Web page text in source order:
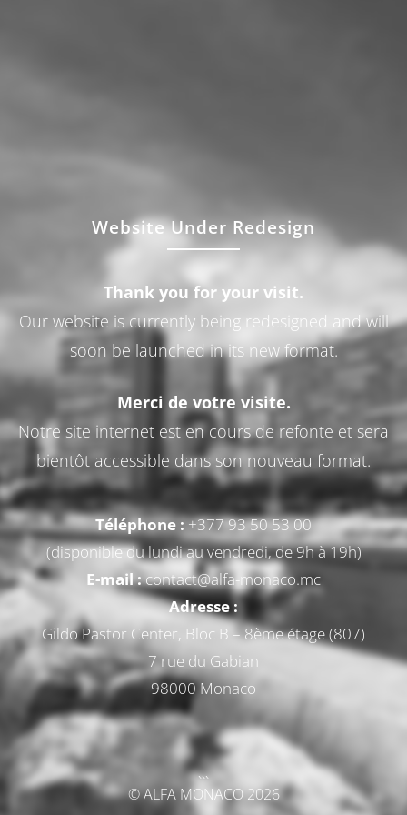
Website Under Redesign
Thank you for your visit.
Our website is currently being redesigned and will
soon be launched in its new format.
Merci de votre visite.
Notre site internet est en cours de refonte et sera
bientôt accessible dans son nouveau format.
Téléphone :+377 93 50 53 00
(disponible du lundi au vendredi, de 9h à 19h)
E-mail :contact@alfa-monaco.mc
Adresse :
Gildo Pastor Center, Bloc B – 8ème étage (807)
7 rue du Gabian
98000 Monaco
```
© ALFA MONACO 2026